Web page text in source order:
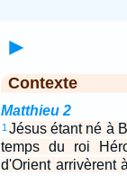
►
Contexte
Matthieu 2
1 Jésus étant né à
temps du roi
d'Orient arrivèrent